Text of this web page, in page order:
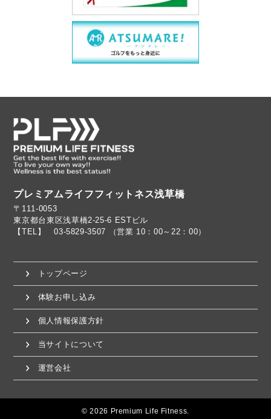
プレミアムライフフィットネス浅草橋
〒111-0053
東京都台東区浅草橋2-25-6 ESTビル
【TEL】 03-5829-3507 （営業 10：00～22：00）
トップページ
体験お申し込み
個人情報保護方針
当サイトについて
運営会社
© 2026 Premium Life Fitness.